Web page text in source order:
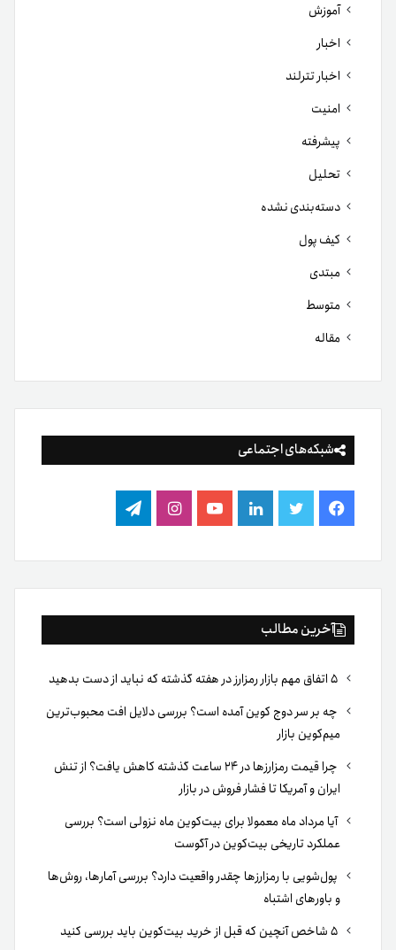
آموزش
اخبار
اخبار تترلند
امنیت
پیشرفته
تحلیل
دسته‌بندی نشده
کیف پول
مبتدی
متوسط
مقاله
شبکه‌های اجتماعی
فیس
بوک
توییتر لینکدینیوتیوباینستاگرام
تلگرام
آخرین مطالب
چه بر سر دوج کوین آمده است؟ بررسی دلایل افت محبوب‌ترین
میم‌کوین بازار
چرا قیمت رمزارزها در ۲۴ ساعت گذشته کاهش یافت؟ از تنش
ایران و آمریکا تا فشار فروش در بازار
آیا مرداد ماه معمولا برای بیت‌کوین ماه نزولی است؟ بررسی
عملکرد تاریخی بیت‌کوین در آگوست
پول‌شویی با رمزارزها چقدر واقعیت دارد؟ بررسی آمارها، روش‌ها
و باورهای اشتباه